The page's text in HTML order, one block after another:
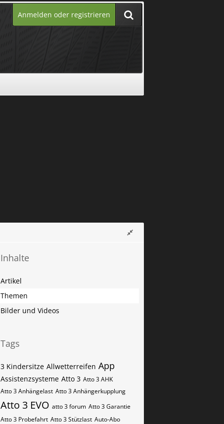
Anmelden oder registrieren
Inhalte
Artikel
Themen
Bilder und Videos
Tags
3 Kindersitze Allwetterreifen App
Assistenzsysteme Atto 3 Atto 3 AHK
Atto 3 Anhängelast Atto 3 Anhängerkupplung
Atto 3 EVO atto 3 forum Atto 3 Garantie
Atto 3 Probefahrt Atto 3 Stützlast Auto-Abo